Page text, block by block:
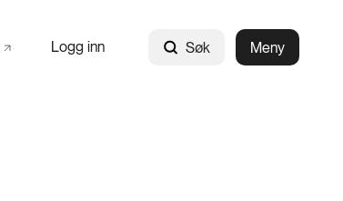
Logg inn Søk Meny